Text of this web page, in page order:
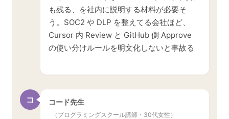
も残る、を社内に説明する材料が必要そ
う。SOC2 や DLP を整えてる会社ほど、
Cursor 内 Review と GitHub 側 Approve
の使い分けルールを明文化しないと事故る
コ コード先生
（プログラミングスクール講師・30代女性）